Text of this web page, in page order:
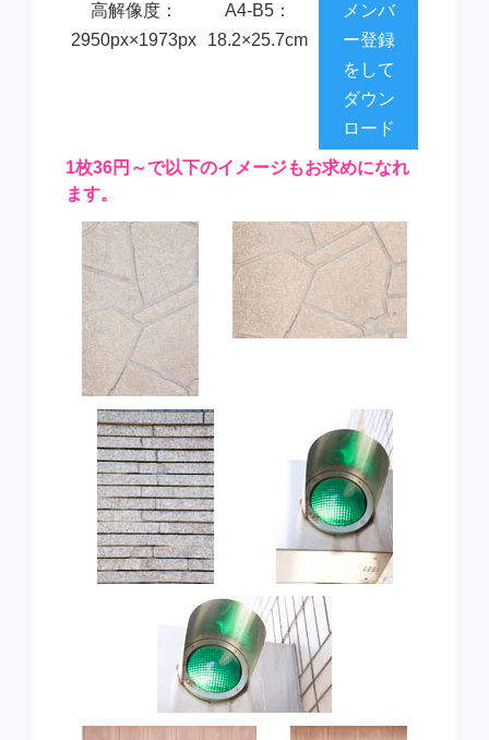
高解像度：
2950px×1973px
A4-B5：
18.2×25.7cm
メンバ
ー登録
をして
ダウン
ロード
1枚36円～で以下のイメージもお求めになれ
ます。